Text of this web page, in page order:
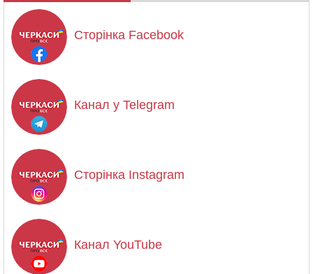
Сторінка Facebook
Канал у Telegram
Сторінка Instagram
Канал YouTube